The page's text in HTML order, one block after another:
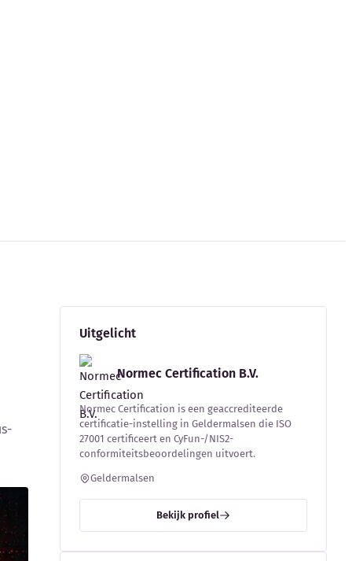
Uitgelicht
Normec Certification B.V.
Normec Certification is een geaccrediteerde
certificatie-instelling in Geldermalsen die ISO
27001 certificeert en CyFun-/NIS2-
conformiteitsbeoordelingen uitvoert.
Geldermalsen
Bekijk profiel